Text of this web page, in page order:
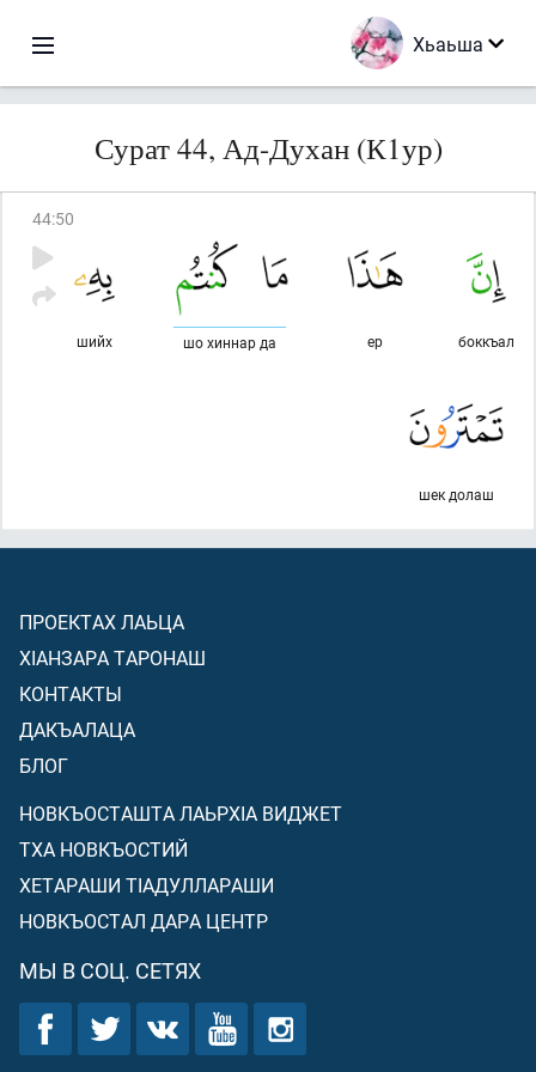
Хьаьша
Сурат 44, Ад-Духан (К1ур)
44:50
боккъал
ер
шо хиннар да
шийх
шек долаш
ПРОЕКТАХ ЛАЬЦА
ХIАНЗАРА ТАРОНАШ
КОНТАКТЫ
ДАКЪАЛАЦА
БЛОГ
НОВКЪОСТАШТА ЛАЬРХIА ВИДЖЕТ
ТХА НОВКЪОСТИЙ
ХЕТАРАШИ ТIАДУЛЛАРАШИ
НОВКЪОСТАЛ ДАРА ЦЕНТР
МЫ В СОЦ. СЕТЯХ